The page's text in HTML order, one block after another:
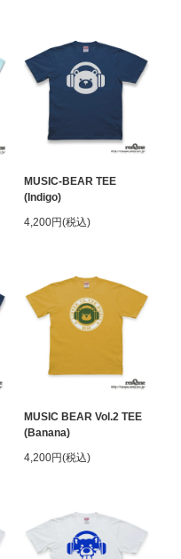
MUSIC-BEAR TEE
(Indigo)
4,200円(税込)
MUSIC BEAR Vol.2 TEE
(Banana)
4,200円(税込)